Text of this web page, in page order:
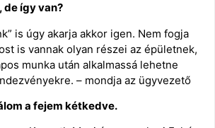
de így van?
is úgy akarja akkor igen. Nem fogja
is vannak olyan részei az épületnek,
munka után alkalmassá lehetne
– mondja az ügyvezető
a fejem kétkedve.